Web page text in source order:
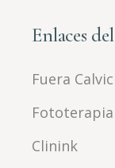
Enlaces
Fuera
Clinink